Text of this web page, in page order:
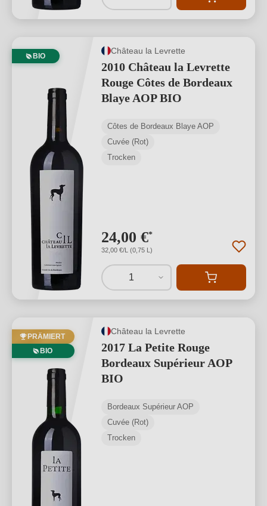
BIO
Château la Levrette
2010 Château la Levrette
Rouge Côtes de Bordeaux
Blaye AOP BIO
Côtes de Bordeaux Blaye AOP
Cuvée (Rot)
Trocken
24,00 €*
32,00 €/L (0,75 L)
1
PRÄMIERT
BIO
Château la Levrette
2017 La Petite Rouge
Bordeaux Supérieur AOP
BIO
Bordeaux Supérieur AOP
Cuvée (Rot)
Trocken